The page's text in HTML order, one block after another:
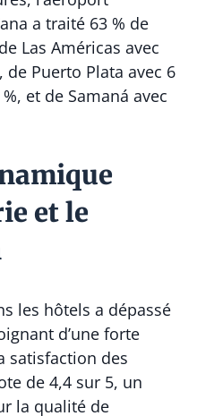
a traité 63 % de
Las Américas avec
de Puerto Plata avec 6
et de Samaná avec
et le
les hôtels a dépassé
d’une forte
satisfaction des
de 4,4 sur 5, un
la qualité de